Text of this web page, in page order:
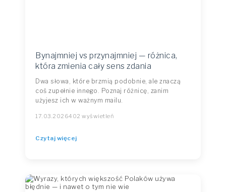
Bynajmniej vs przynajmniej — różnica,
która zmienia cały sens zdania
Dwa słowa, które brzmią podobnie, ale znaczą
coś zupełnie innego. Poznaj różnicę, zanim
użyjesz ich w ważnym mailu.
17.03.2026402 wyświetleń
Czytaj więcej